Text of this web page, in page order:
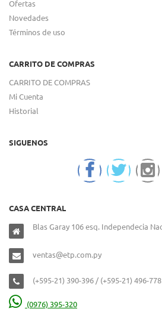
Ofertas
Novedades
Términos de uso
CARRITO DE COMPRAS
CARRITO DE COMPRAS
Mi Cuenta
Historial
SIGUENOS
CASA CENTRAL
Blas Garay 106 esq. Independecia
ventas@etp.com.py
(+595-21) 390-396 / (+595-21) 496-
(0976) 395-320